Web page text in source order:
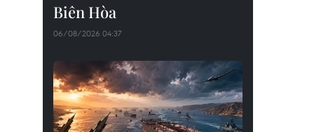
Biên Hòa
06/08/2026 04:37